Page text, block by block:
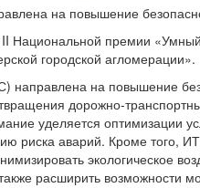
​​на повышение
Национальной премии
городской агломерации».
направлена ​​на повышение
дорожно-
уделяется оптимизации
риска аварий. Кроме того,
экологическое
расширить возможности